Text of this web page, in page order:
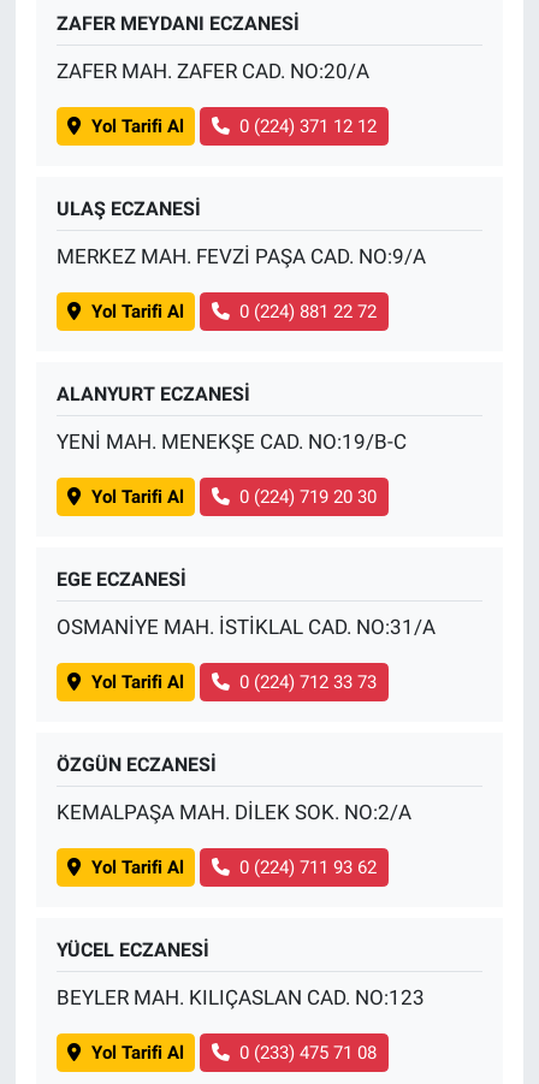
ZAFER MEYDANI ECZANESİ
ZAFER MAH. ZAFER CAD. NO:20/A
Yol Tarifi Al 0 (224) 371 12 12
ULAŞ ECZANESİ
MERKEZ MAH. FEVZİ PAŞA CAD. NO:9/A
Yol Tarifi Al 0 (224) 881 22 72
ALANYURT ECZANESİ
YENİ MAH. MENEKŞE CAD. NO:19/B-C
Yol Tarifi Al 0 (224) 719 20 30
EGE ECZANESİ
OSMANİYE MAH. İSTİKLAL CAD. NO:31/A
Yol Tarifi Al 0 (224) 712 33 73
ÖZGÜN ECZANESİ
KEMALPAŞA MAH. DİLEK SOK. NO:2/A
Yol Tarifi Al 0 (224) 711 93 62
YÜCEL ECZANESİ
BEYLER MAH. KILIÇASLAN CAD. NO:123
Yol Tarifi Al 0 (233) 475 71 08